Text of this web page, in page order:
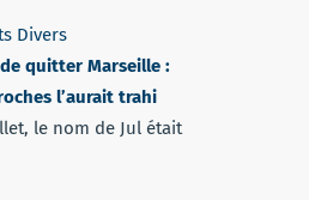
Divers
quitter Marseille :
l’aurait trahi
le nom de Jul était